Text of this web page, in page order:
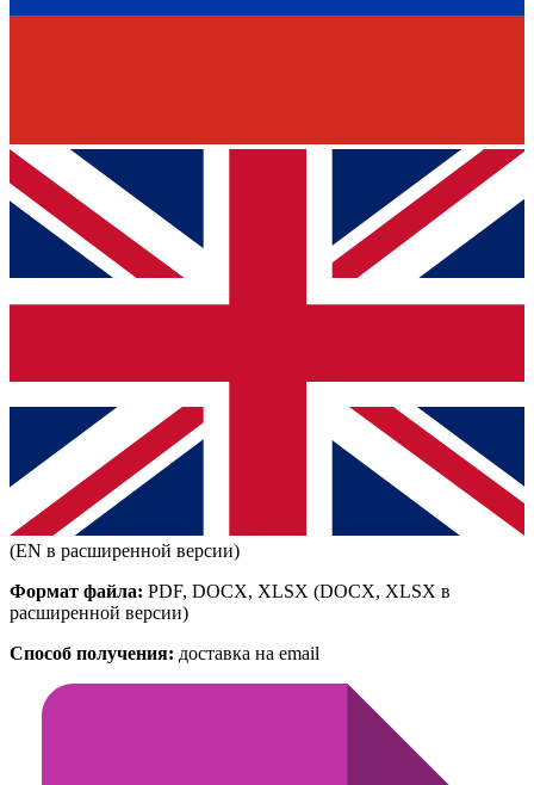
(EN в расширенной версии)
Формат файла: PDF, DOCX, XLSX (DOCX, XLSX в
расширенной версии)
Способ получения: доставка на email